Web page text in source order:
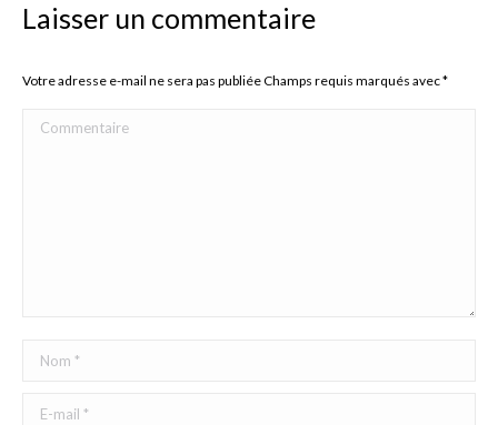
Laisser un commentaire
Votre adresse e-mail ne sera pas publiée Champs requis marqués avec*
Commentaire
Nom *
E-mail *